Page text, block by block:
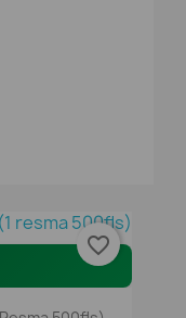
favorite_border